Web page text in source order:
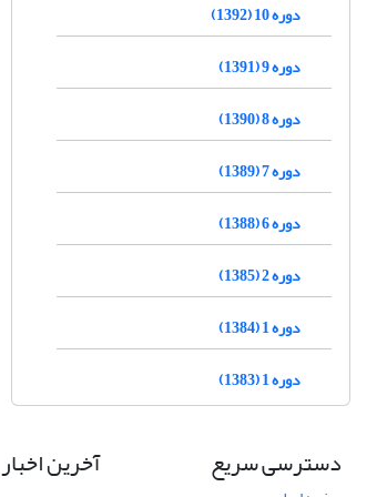
دوره 10 (1392)
دوره 9 (1391)
دوره 8 (1390)
دوره 7 (1389)
دوره 6 (1388)
دوره 2 (1385)
دوره 1 (1384)
دوره 1 (1383)
دسترسی سریع آخرین اخبار